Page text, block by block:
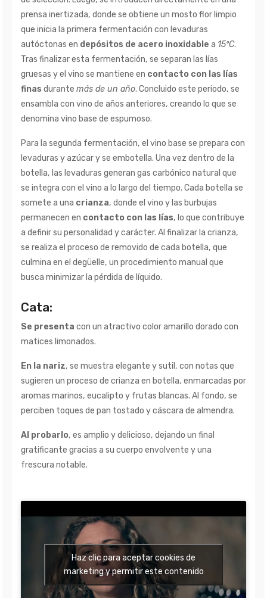
prensa inertizada, donde se obtiene un mosto flor limpio
que inicia la primera fermentación con levaduras
autóctonas en depósitos de acero inoxidable a 15ºC.
Tras finalizar esta fermentación, se separan las lías
gruesas y el vino se mantiene en contacto con las lías
finas durante más de un año. Concluido este periodo, se
ensambla con vino de años anteriores, creando lo que se
denomina vino base de espumoso.
Para la segunda fermentación, el vino base se prepara con
levaduras y azúcar y se embotella. Una vez dentro de la
botella, las levaduras generan gas carbónico natural que
se integra con el vino a lo largo del tiempo. Cada botella se
somete a una crianza, donde el vino y las burbujas
permanecen en contacto con las lías, lo que contribuye
a definir su personalidad y carácter. Al finalizar la crianza,
se realiza el proceso de removido de cada botella, que
culmina en el degüelle, un procedimiento manual que
busca minimizar la pérdida de líquido.
Cata:
Se presenta con un atractivo color amarillo dorado con
matices limonados.
En la nariz, se muestra elegante y sutil, con notas que
sugieren un proceso de crianza en botella, enmarcadas por
aromas marinos, eucalipto y frutas blancas. Al fondo, se
perciben toques de pan tostado y cáscara de almendra.
Al probarlo, es amplio y delicioso, dejando un final
gratificante gracias a su cuerpo envolvente y una
frescura notable.
Haz clic para aceptar cookies de
marketing y permitir este contenido